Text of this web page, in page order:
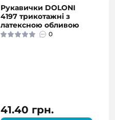
Рукавички DOLONI
4197 трикотажні з
латексною обливою
0
41.40 грн.